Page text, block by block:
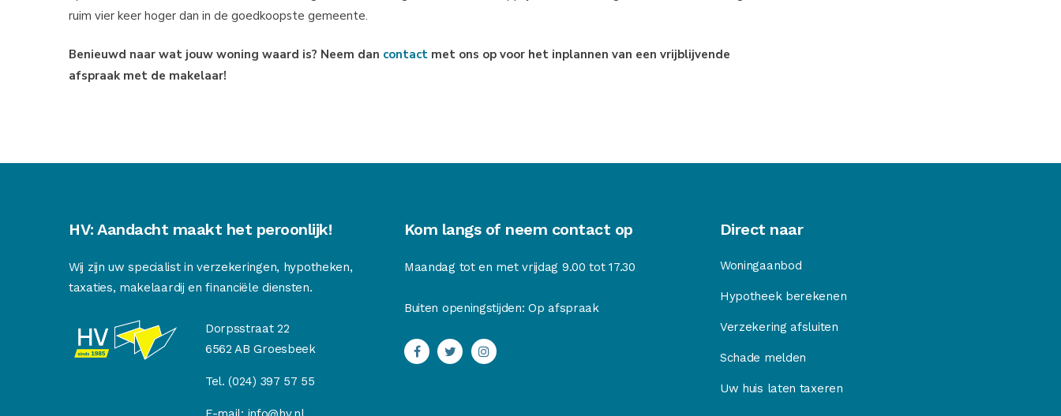
ruim vier keer hoger dan in de goedkoopste gemeente.
Benieuwd naar wat jouw woning waard is? Neem dan contact met ons op voor het inplannen van een vrijblijvende
afspraak met de makelaar!
HV: Aandacht maakt het peroonlijk!
Wij zijn uw specialist in verzekeringen, hypotheken,
taxaties, makelaardij en financiële diensten.
Dorpsstraat 22
6562 AB Groesbeek
Tel.(024) 397 57 55
Kom langs of neem contact op
Maandag tot en met vrijdag 9.00 tot 17.30
Buiten openingstijden: Op afspraak
Direct naar
Woningaanbod
Hypotheek berekenen
Verzekering afsluiten
Schade melden
Uw huis laten taxeren